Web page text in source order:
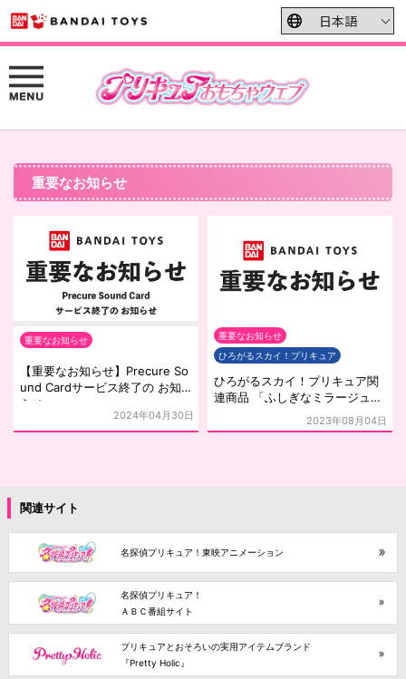
重要なお知らせ
重要なお知らせ
【重要なお知らせ】Precure So
und Cardサービス終了の お知
らせ
2024年04月30日
重要なお知らせ
ひろがるスカイ！プリキュア
ひろがるスカイ！プリキュア関
連商品 「ふしぎなミラージュペ
ン」を2023年7月以降にご購入
いただきましたお客様へ
2023年08月04日
関連サイト
名探偵プリキュア！東映アニメーション
名探偵プリキュア！
ＡＢＣ番組サイト
プリキュアとおそろいの実用アイテムブランド
『Pretty Holic』